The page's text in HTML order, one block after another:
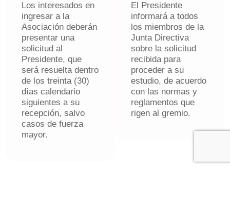
Los interesados en
ingresar a la
Asociación deberán
presentar una
solicitud al
Presidente, que
será resuelta dentro
de los treinta (30)
días calendario
siguientes a su
recepción, salvo
casos de fuerza
mayor.
El Presidente
informará a todos
los miembros de la
Junta Directiva
sobre la solicitud
recibida para
proceder a su
estudio, de acuerdo
con las normas y
reglamentos que
rigen al gremio.